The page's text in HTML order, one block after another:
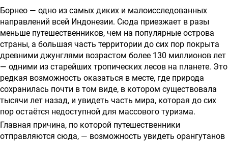
о
предоставлении
услуг
Борнео — одно из самых диких и малоисследованных
направлений всей Индонезии. Сюда приезжает в разы
меньше путешественников, чем на популярные острова
страны, а большая часть территории до сих пор покрыта
древними джунглями возрастом более 130 миллионов лет
— одними из старейших тропических лесов на планете. Это
редкая возможность оказаться в месте, где природа
сохранилась почти в том виде, в котором существовала
тысячи лет назад, и увидеть часть мира, которая до сих
пор остаётся недоступной для массового туризма.
Главная причина, по которой путешественники
отправляются сюда, — возможность увидеть орангутанов